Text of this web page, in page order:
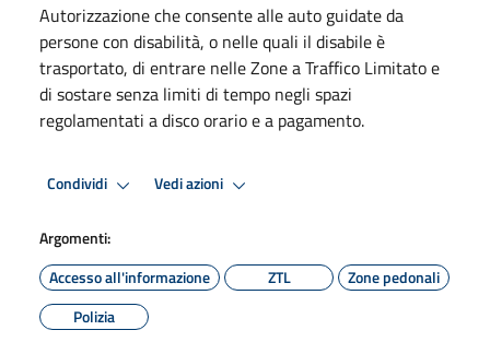
Autorizzazione che consente alle auto guidate da
persone con disabilità, o nelle quali il disabile è
trasportato, di entrare nelle Zone a Traffico Limitato e
di sostare senza limiti di tempo negli spazi
regolamentati a disco orario e a pagamento.
Condividi Vedi azioni
Argomenti:
Accesso all'informazione
ZTL
Zone pedonali
Polizia